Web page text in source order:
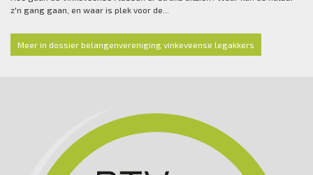
z'n gang gaan, en waar is plek voor de...
Meer in dossier belangenvereniging vinkeveense legakkers